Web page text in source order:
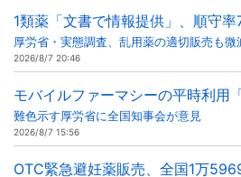
1類薬「文書で情報提供」、順守
厚労省・実態調査、乱用薬の適切販売も微
2026/8/7 20:46
モバイルファーマシーの平時利用
難色示す厚労省に全国知事会が意見
2026/8/7 15:56
OTC緊急避妊薬販売、全国1万